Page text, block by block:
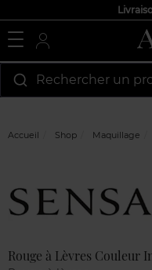
Rechercher un
Accueil Shop Maquillage
Rouge à Lèvres Couleur